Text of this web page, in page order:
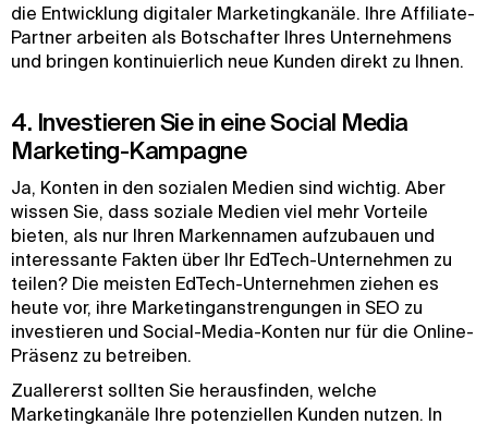
die Entwicklung digitaler Marketingkanäle. Ihre Affiliate-
Partner arbeiten als Botschafter Ihres Unternehmens
und bringen kontinuierlich neue Kunden direkt zu Ihnen.
4. Investieren Sie in eine Social Media
Marketing-Kampagne
Ja, Konten in den sozialen Medien sind wichtig. Aber
wissen Sie, dass soziale Medien viel mehr Vorteile
bieten, als nur Ihren Markennamen aufzubauen und
interessante Fakten über Ihr EdTech-Unternehmen zu
teilen? Die meisten EdTech-Unternehmen ziehen es
heute vor, ihre Marketinganstrengungen in SEO zu
investieren und Social-Media-Konten nur für die Online-
Präsenz zu betreiben.
Zuallererst sollten Sie herausfinden, welche
Marketingkanäle Ihre potenziellen Kunden nutzen. In